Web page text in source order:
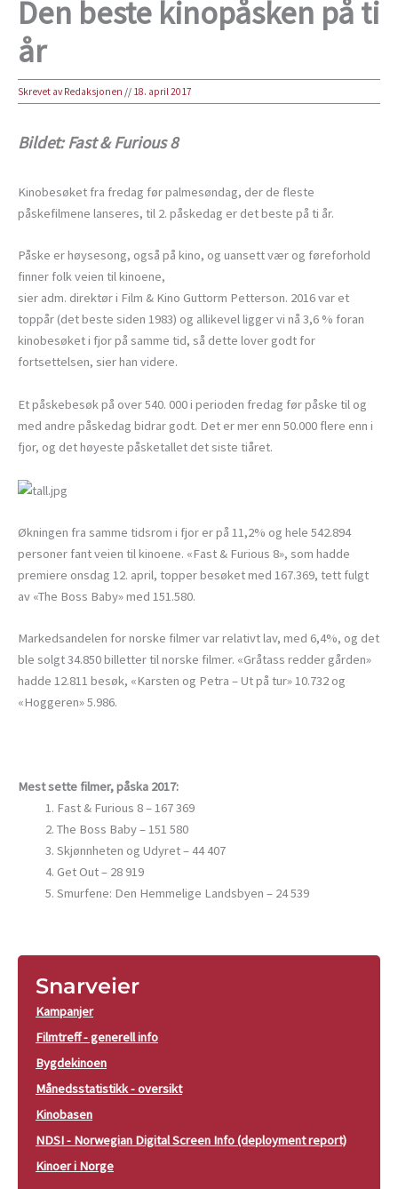
Den beste kinopåsken på ti
år
Skrevet av Redaksjonen // 18. april 2017
Bildet: Fast & Furious 8
Kinobesøket fra fredag før palmesøndag, der de fleste
påskefilmene lanseres, til 2. påskedag er det beste på ti år.
Påske er høysesong, også på kino, og uansett vær og føreforhold
finner folk veien til kinoene,
sier adm. direktør i Film & Kino Guttorm Petterson. 2016 var et
toppår (det beste siden 1983) og allikevel ligger vi nå 3,6 % foran
kinobesøket i fjor på samme tid, så dette lover godt for
fortsettelsen, sier han videre.
Et påskebesøk på over 540. 000 i perioden fredag før påske til og
med andre påskedag bidrar godt. Det er mer enn 50.000 flere enn i
fjor, og det høyeste påsketallet det siste tiåret.
Økningen fra samme tidsrom i fjor er på 11,2% og hele 542.894
personer fant veien til kinoene. «Fast & Furious 8», som hadde
premiere onsdag 12. april, topper besøket med 167.369, tett fulgt
av «The Boss Baby» med 151.580.
Markedsandelen for norske filmer var relativt lav, med 6,4%, og det
ble solgt 34.850 billetter til norske filmer. «Gråtass redder gården»
hadde 12.811 besøk, «Karsten og Petra – Ut på tur» 10.732 og
«Hoggeren» 5.986.
Mest sette filmer, påska 2017:
Fast & Furious 8 – 167 369
The Boss Baby – 151 580
Skjønnheten og Udyret – 44 407
Get Out – 28 919
Smurfene: Den Hemmelige Landsbyen – 24 539
Snarveier
Kampanjer
Filmtreff - generell info
Bygdekinoen
Månedsstatistikk - oversikt
Kinobasen
NDSI - Norwegian Digital Screen Info (deployment report)
Kinoer i Norge